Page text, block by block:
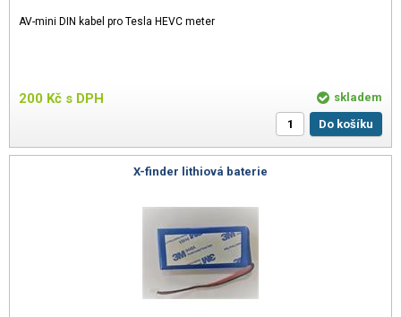
AV-mini DIN kabel pro Tesla HEVC meter
200 Kč s DPH
skladem
Do košíku
X-finder lithiová baterie